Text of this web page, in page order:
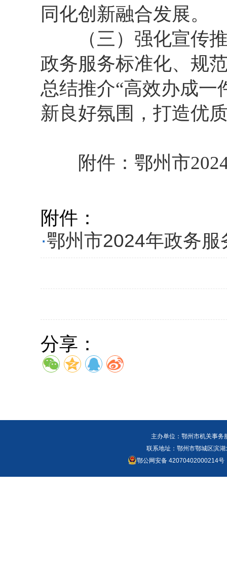
同化创新融合发展。
（三）强化宣传推
政务服务标准化、规
总结推介“高效办成一
新良好氛围，打造优
附件：鄂州市2024
附件：
·鄂州市2024年政务
分享：
主办单位：鄂州市机关事
联系地址：鄂州市鄂城区滨
鄂公网安备 42070402000214号